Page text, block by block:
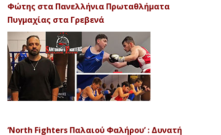
Φώτης στα Πανελλήνια Πρωταθλήματα
Πυγμαχίας στα Γρεβενά
‘North Fighters Παλαιού Φαλήρου’ : Δυνατή